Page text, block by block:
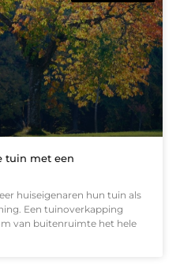
tuin met een
huiseigenaren hun tuin als
Een tuinoverkapping
van buitenruimte het hele